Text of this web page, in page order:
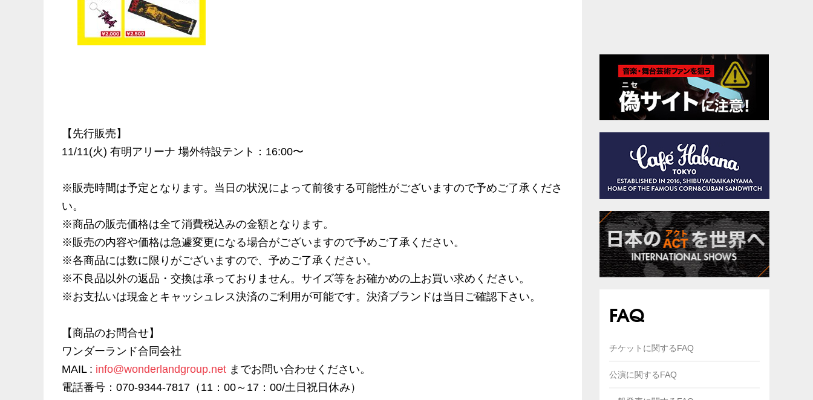
【先行販売】
11/11(火) 有明アリーナ 場外特設テント：16:00〜
※販売時間は予定となります。当日の状況によって前後する可能性がございますので予めご了承くださ
い。
※商品の販売価格は全て消費税込みの金額となります。
※販売の内容や価格は急遽変更になる場合がございますので予めご了承ください。
※各商品には数に限りがございますので、予めご了承ください。
※不良品以外の返品・交換は承っておりません。サイズ等をお確かめの上お買い求めください。
※お支払いは現金とキャッシュレス決済のご利用が可能です。決済ブランドは当日ご確認下さい。
【商品のお問合せ】
ワンダーランド合同会社
MAIL : info@wonderlandgroup.net までお問い合わせください。
電話番号：070-9344-7817（11：00～17：00/土日祝日休み）
FAQ
チケットに関するFAQ
公演に関するFAQ